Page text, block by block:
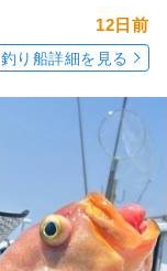
12日前
釣り船詳細を見る